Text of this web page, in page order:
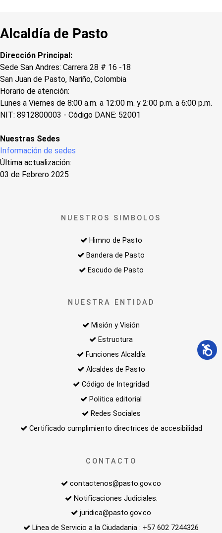
Alcaldía de Pasto
Dirección Principal:
Sede San Andres: Carrera 28 # 16 -18
San Juan de Pasto, Nariño, Colombia
Horario de atención:
Lunes a Viernes de 8:00 a.m. a 12:00 m. y 2:00 p.m. a 6:00 p.m.
NIT: 8912800003 - Código DANE: 52001
Nuestras Sedes
Información de sedes
Última actualización:
03 de Febrero 2025
NUESTROS SIMBOLOS
Himno de Pasto
Bandera de Pasto
Escudo de Pasto
NUESTRA ENTIDAD
Misión y Visión
Estructura
Funciones Alcaldía
Alcaldes de Pasto
Código de Integridad
Politica editorial
Redes Sociales
Certificado cumplimiento directrices de accesibilidad
CONTACTO
contactenos@pasto.gov.co
Notificaciones Judiciales:
juridica@pasto.gov.co
Línea de Servicio a la Ciudadania : +57 602 7244326